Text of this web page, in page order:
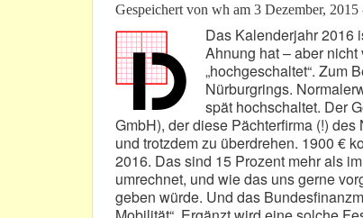
Gespeichert von wh am 3 Dezember, 2015
Das Kalenderjahr 2016
Ahnung hat – aber
„hochgeschaltet“. Zum
Nürburgrings.
spät hochschaltet. Der
GmbH), der diese Pächterfirma (!)
und trotzdem zu überdrehen. 1900 €
2016. Das sind 15 Prozent mehr als
umrechnet, und wie das uns gerne
geben würde. Und das